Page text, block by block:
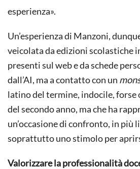
esperienza».
Un’esperienza di Manzoni,
veicolata da edizioni scolastiche
presenti sul web e da schede
dall’AI, ma a contatto con un
latino del termine, indocile,
del secondo anno, ma che ha
un’occasione di confronto, in più
soprattutto uno stimolo per
Valorizzare la professionalità